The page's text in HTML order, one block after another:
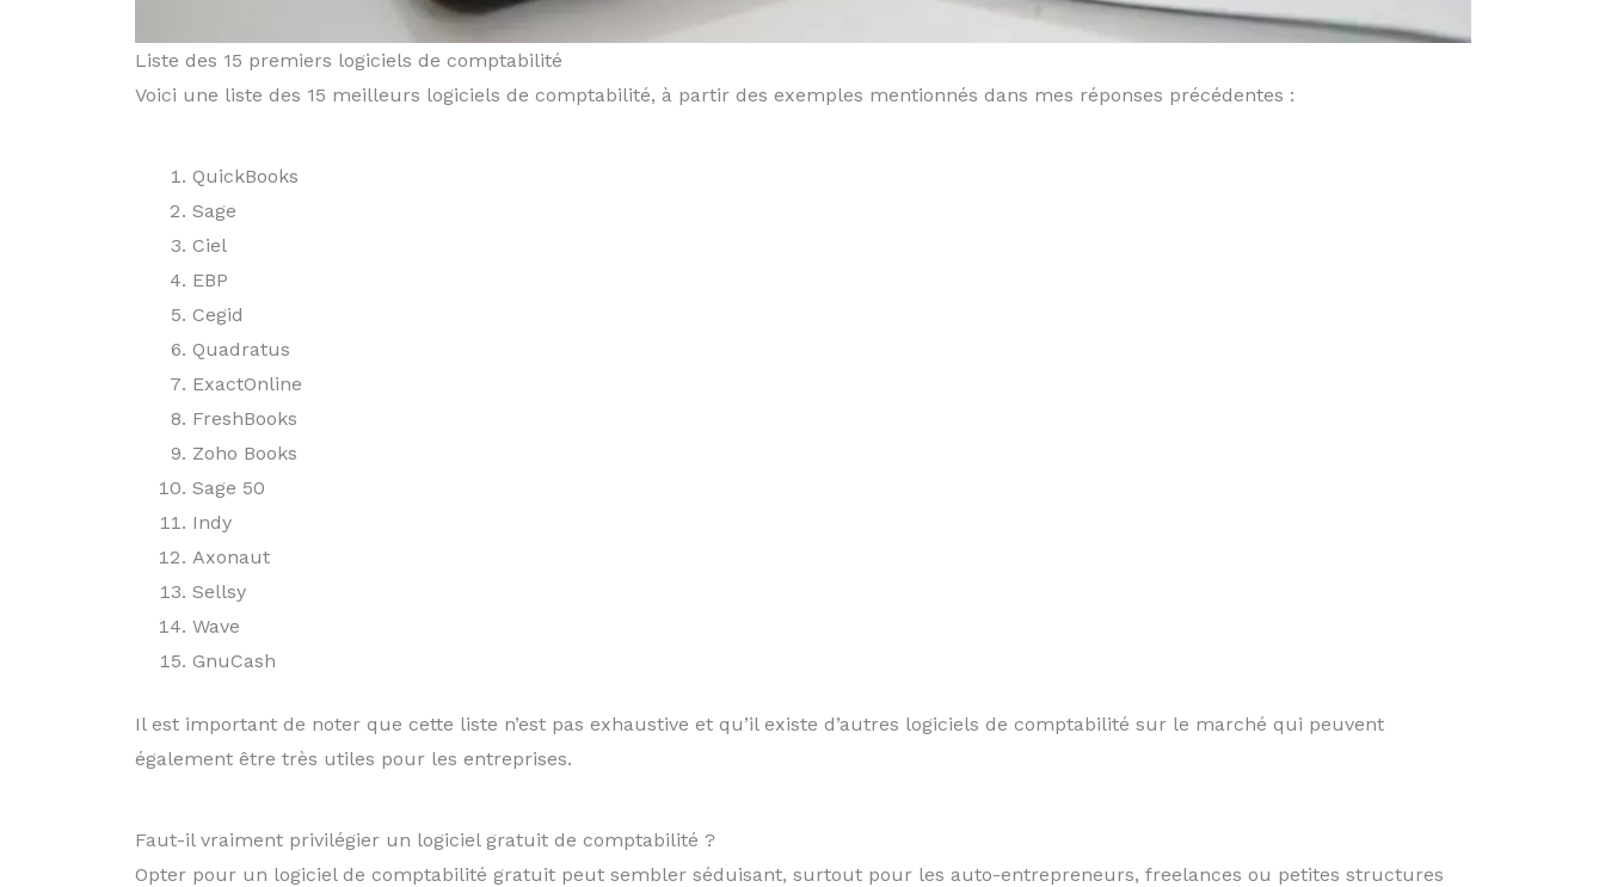
Liste des 15 premiers logiciels de comptabilité
Voici une liste des 15 meilleurs logiciels de comptabilité, à partir des exemples mentionnés dans mes réponses précédentes :
QuickBooks
Sage
Ciel
EBP
Cegid
Quadratus
ExactOnline
FreshBooks
Zoho Books
Sage 50
Indy
Axonaut
Sellsy
Wave
GnuCash
Il est important de noter que cette liste n’est pas exhaustive et qu’il existe d’autres logiciels de comptabilité sur le marché qui peuvent
également être très utiles pour les entreprises.
Faut-il vraiment privilégier un logiciel gratuit de comptabilité ?
Opter pour un logiciel de comptabilité gratuit peut sembler séduisant, surtout pour les auto-entrepreneurs, freelances ou petites structures